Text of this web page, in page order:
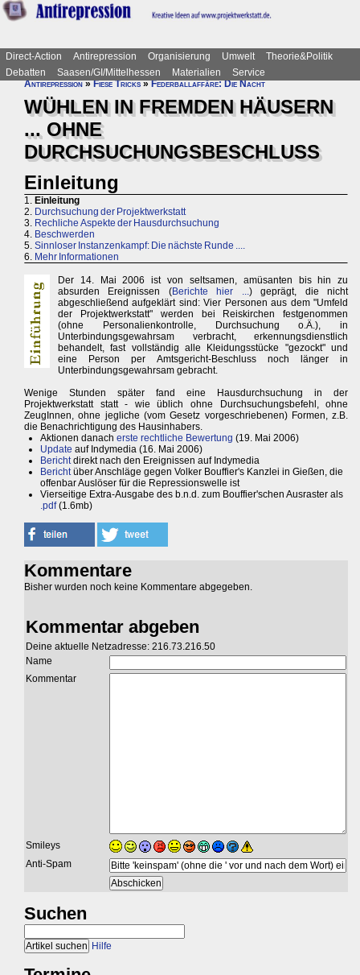
Direct-Action Antirepression Organisierung Umwelt
Theorie&Politik
Debatten
Saasen/GI/Mittelhessen Materialien
Service
Antirepression»Fiese Tricks»Federballaffäre: Die Nacht
WÜHLEN IN FREMDEN HÄUSERN
... OHNE
DURCHSUCHUNGSBESCHLUSS
Einleitung
1. Einleitung
2. Durchsuchung der Projektwerkstatt
3. Rechliche Aspekte der Hausdurchsuchung
4. Beschwerden
5. Sinnloser Instanzenkampf: Die nächste Runde ....
6. Mehr Informationen
Der 14. Mai 2006 ist von seltsamen, amüsanten bis hin zu
absurden Ereignissen (Berichte hier ...) geprägt, die nicht
abgeschließend aufgeklärt sind: Vier Personen aus dem "Umfeld
der Projektwerkstatt" werden bei Reiskirchen festgenommen
(ohne Personalienkontrolle, Durchsuchung o.Ä.), in
Unterbindungsgewahrsam verbracht, erkennungsdienstlich
behandelt, fast vollständig alle Kleidungsstücke "gezockt" und
eine Person per Amtsgericht-Beschluss noch länger in
Unterbindungsgewahrsam gebracht.
Wenige Stunden später fand eine Hausdurchsuchung in der
Projektwerkstatt statt - wie üblich ohne Durchsuchungsbefehl, ohne
ZeugInnen, ohne jegliche (vom Gesetz vorgeschriebenen) Formen, z.B.
die Benachrichtigung des Hausinhabers.
Aktionen danach erste rechtliche Bewertung (19. Mai 2006)
Update auf Indymedia (16. Mai 2006)
Berichtdirekt nach den Ereignissen auf Indymedia
Berichtüber Anschläge gegen Volker Bouffier's Kanzlei in Gießen, die
offenbar Auslöser für die Repressionswelle ist
Vierseitige Extra-Ausgabe des b.n.d. zum Bouffier'schen Ausraster als
.pdf(1.6mb)
Kommentare
Bisher wurden noch keine Kommentare abgegeben.
Kommentar abgeben
Deine aktuelle Netzadresse: 216.73.216.50
Name
Kommentar
Smileys
Anti-Spam
Suchen
Hilfe